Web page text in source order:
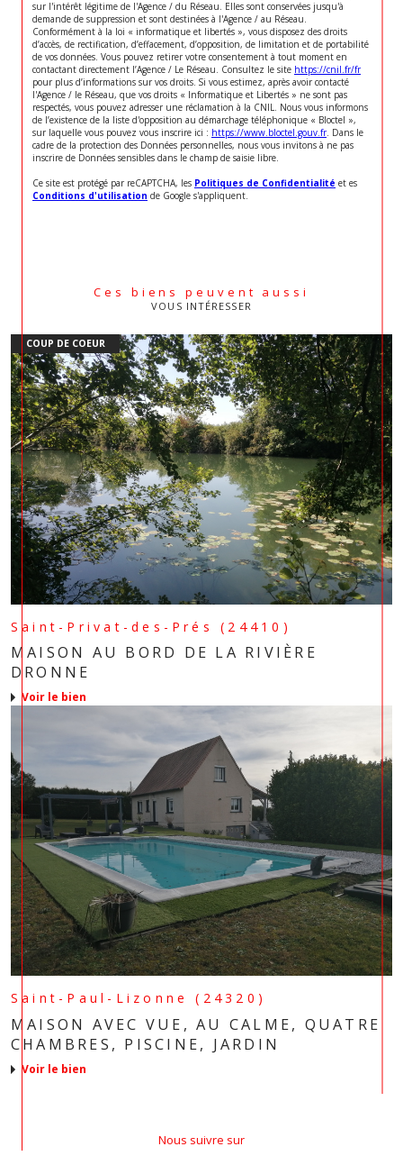
sur l'intérêt légitime de l'Agence / du Réseau. Elles sont conservées jusqu'à
demande de suppression et sont destinées à l'Agence / au Réseau.
Conformément à la loi « informatique et libertés », vous disposez des droits
d’accès, de rectification, d’effacement, d’opposition, de limitation et de portabilité
de vos données. Vous pouvez retirer votre consentement à tout moment en
contactant directement l’Agence / Le Réseau. Consultez le site https://cnil.fr/fr
pour plus d’informations sur vos droits. Si vous estimez, après avoir contacté
l'Agence / le Réseau, que vos droits « Informatique et Libertés » ne sont pas
respectés, vous pouvez adresser une réclamation à la CNIL. Nous vous informons
de l’existence de la liste d'opposition au démarchage téléphonique « Bloctel »,
sur laquelle vous pouvez vous inscrire ici : https://www.bloctel.gouv.fr. Dans le
cadre de la protection des Données personnelles, nous vous invitons à ne pas
inscrire de Données sensibles dans le champ de saisie libre.
Ce site est protégé par reCAPTCHA, les Politiques de Confidentialité et es
Conditions d'utilisation de Google s'appliquent.
Ces biens peuvent aussi
VOUS INTÉRESSER
COUP DE COEUR
Saint-Privat-des-Prés (24410)
MAISON AU BORD DE LA RIVIÈRE
DRONNE
voir le bien
Saint-Paul-Lizonne (24320)
MAISON AVEC VUE, AU CALME, QUATRE
CHAMBRES, PISCINE, JARDIN
voir le bien
Nous suivre sur